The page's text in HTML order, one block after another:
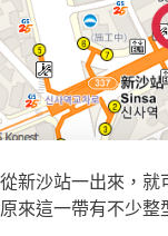
從新沙站一出來，就
原來這一帶有不少